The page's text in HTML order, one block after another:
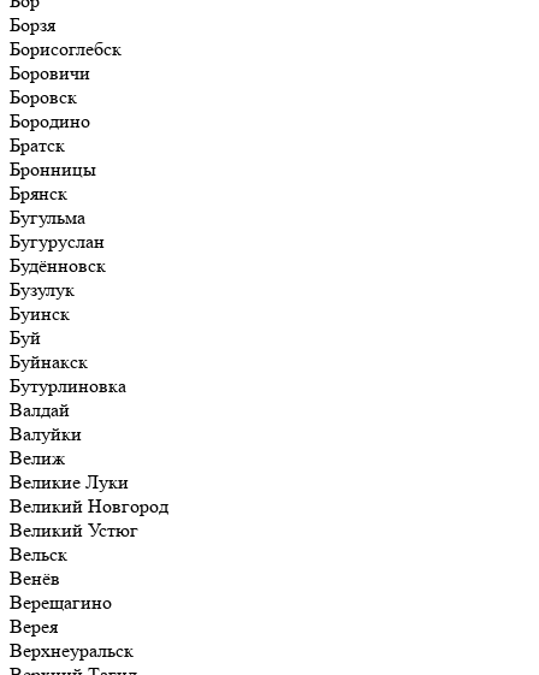
Борзя
Борисоглебск
Боровичи
Боровск
Бородино
Братск
Бронницы
Брянск
Бугульма
Бугуруслан
Будённовск
Бузулук
Буинск
Буй
Буйнакск
Бутурлиновка
Валдай
Валуйки
Велиж
Великие Луки
Великий Новгород
Великий Устюг
Вельск
Венёв
Верещагино
Верея
Верхнеуральск